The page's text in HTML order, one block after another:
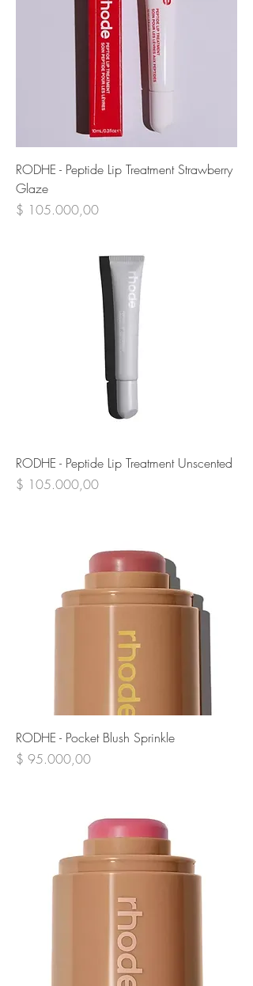
RODHE - Peptide Lip Treatment Strawberry
Glaze
Precio
$ 105.000,00
RODHE - Peptide Lip Treatment Unscented
Precio
$ 105.000,00
RODHE - Pocket Blush Sprinkle
Precio
$ 95.000,00